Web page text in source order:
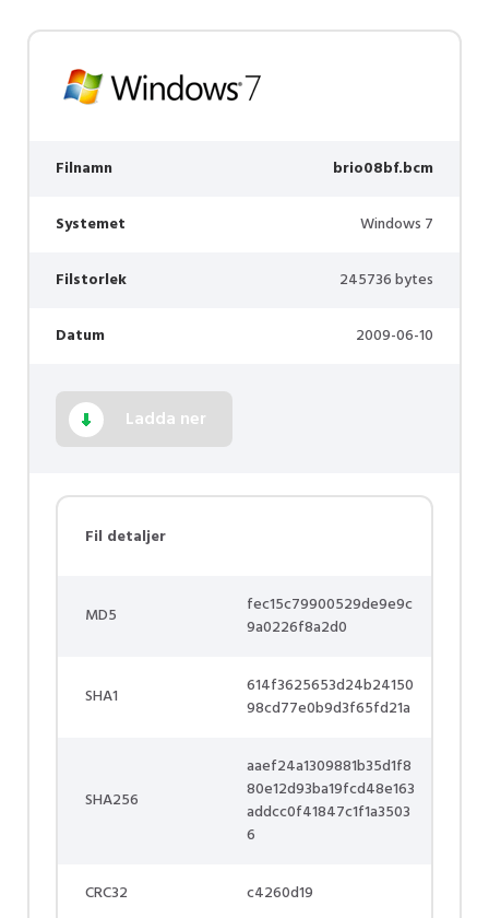
Filnamn brio08bf.bcm
Systemet Windows 7
Filstorlek 245736 bytes
Datum 2009-06-10
Ladda ner
Fil detaljer
MD5
fec15c79900529de9e9c
9a0226f8a2d0
SHA1
614f3625653d24b24150
98cd77e0b9d3f65fd21a
SHA256
aaef24a1309881b35d1f8
80e12d93ba19fcd48e163
addcc0f41847c1f1a3503
6
CRC32 c4260d19